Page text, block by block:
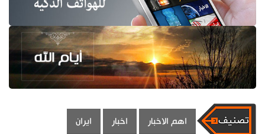
اهم الاخبار اخبار ايران